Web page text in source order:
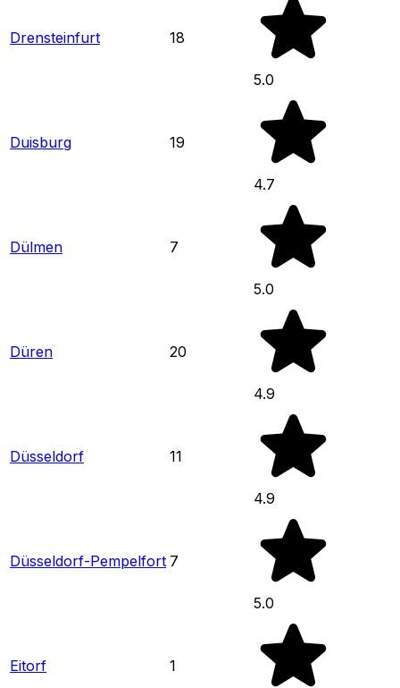
Drensteinfurt 18
5.0
Duisburg 19
4.7
Dülmen 7
5.0
Düren 20
4.9
Düsseldorf 11
4.9
Düsseldorf-Pempelfort 7
5.0
Eitorf 1